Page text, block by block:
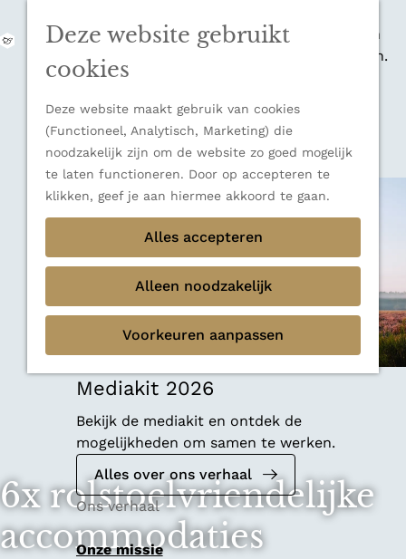
Deze website gebruikt
cookies
Deze website maakt gebruik van cookies
(Functioneel, Analytisch, Marketing) die
noodzakelijk zijn om de website zo goed mogelijk
te laten functioneren. Door op accepteren te
klikken, geef je aan hiermee akkoord te gaan.
Alles accepteren
Alleen noodzakelijk
Voorkeuren aanpassen
M
e
n
u
veelzijdige bestemming voor wie houdt van
natuur, rust en adembenemende uitzichten.
Ontdek alle bestemmingen
Sluiten
Thema's
Verborgen parels
Terug
Ons verhaal
Mediakit 2026
Bekijk de mediakit en ontdek de
mogelijkheden om samen te werken.
Alles over ons verhaal
Ons verhaal
Onze missie
6x rolstoelvriendelijke
accommodaties